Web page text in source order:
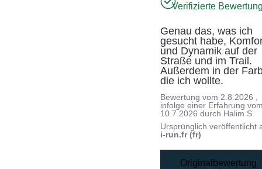
Verifizierte
Genau das, was ich
gesucht habe,
und Dynamik auf der
Straße und im Trail.
Außerdem in der
die ich wollte.
Bewertung vom2.8.2026 ,
infolge einer Erfahrung
10.7.2026 durch Halim S.
Ursprünglich veröffentlicht
i-run.fr (fr)
Originalbewertung